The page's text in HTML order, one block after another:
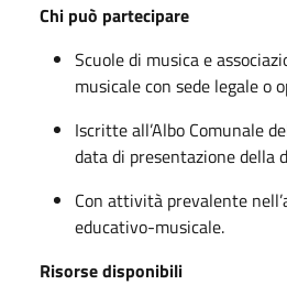
Chi può partecipare
Scuole di musica e
musicale con sede legale o
Iscritte all’Albo Comunale
data di presentazione della
Con attività prevalente
educativo-musicale.
Risorse disponibili